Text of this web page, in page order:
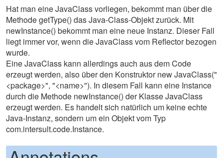
Hat man eine JavaClass vorliegen, bekommt man über die
Methode getType() das Java-Class-Objekt zurück. Mit
newInstance() bekommt man eine neue Instanz. Dieser Fall
liegt immer vor, wenn die JavaClass vom Reflector bezogen
wurde.
Eine JavaClass kann allerdings auch aus dem Code
erzeugt werden, also über den Konstruktor new JavaClass("
<package>", "<name>"). In diesem Fall kann eine Instance
durch die Methode newInstance() der Klasse JavaClass
erzeugt werden. Es handelt sich natürlich um keine echte
Java-Instanz, sondern um ein Objekt vom Typ
com.intersult.code.Instance.